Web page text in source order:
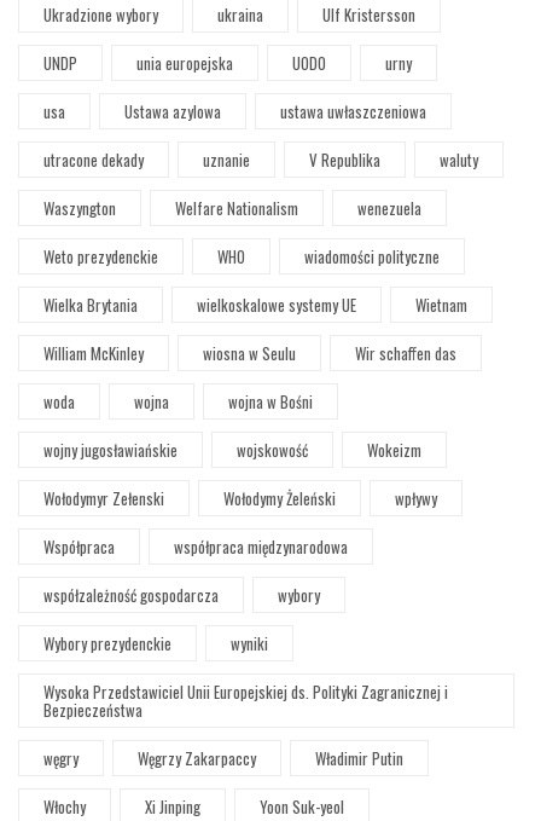
Ukradzione wybory
ukraina
Ulf Kristersson
UNDP
unia europejska UODO
urny
usa
Ustawa azylowa
ustawa uwłaszczeniowa
utracone dekady
uznanie V Republika
waluty
Waszyngton
Welfare Nationalism
wenezuela
Weto prezydenckie
WHO
wiadomości polityczne
Wielka Brytania
wielkoskalowe systemy UE
Wietnam
William McKinley
wiosna w Seulu
Wir schaffen das
woda
wojna
wojna w Bośni
wojny jugosławiańskie
wojskowość
Wokeizm
Wołodymyr Zełenski
Wołodymy Żeleński
wpływy
Współpraca
współpraca międzynarodowa
współzależność gospodarcza
wybory
Wybory prezydenckie
wyniki
Wysoka Przedstawiciel Unii Europejskiej ds. Polityki Zagranicznej i
Bezpieczeństwa
węgry
Węgrzy Zakarpaccy
Władimir Putin
Włochy
Xi Jinping
Yoon Suk-yeol